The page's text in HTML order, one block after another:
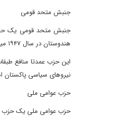
جنبش متحد قومی
جنبش متحد قومی یک حزب
هندوستان در سال ۱۹۴۷ میلادی به پاکستان مهاجرت کردند.
این حزب عمدتا منافع
نیروهای سیاسی
حزب عوامی ملی
حزب عوامی ملی یک حزب